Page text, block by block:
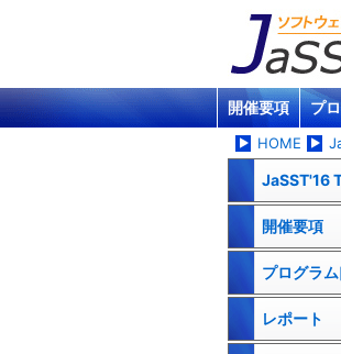
開催要項 プ
HOME
JaSST'16
開催要項
プログラ
レポート